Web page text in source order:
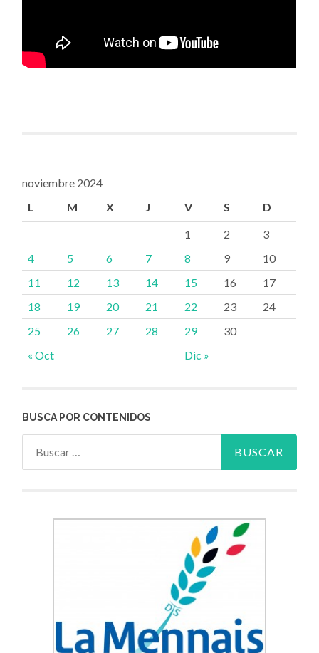
noviembre 2024
L
M X J V S D
« Oct Dic »
1 2
3
4
5 6 7 8 9
10
11
12 13 14 15 16
17
18
19 20 21 22 23
24
25
26 27 28 29 30
BUSCA POR CONTENIDOS